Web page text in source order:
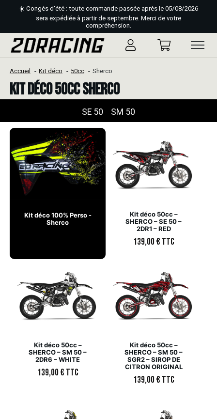
☀️ Congés d'été : toute commande passée après le 05/08/2026
sera expédiée à partir de septembre. Merci de votre
compréhension.
Accueil Kit déco 50cc Sherco
Kit déco 50cc Sherco
SE 50 SM 50
Kit déco 100% Perso -
Sherco
Kit déco 50cc –
SHERCO – SE 50 –
2DR1 – RED
139,00€ TTC
Kit déco 50cc –
SHERCO – SM 50 –
2DR6 – WHITE
139,00€ TTC
Kit déco 50cc –
SHERCO – SM 50 –
SGR2 – SIROP DE
CITRON ORIGINAL
139,00€ TTC